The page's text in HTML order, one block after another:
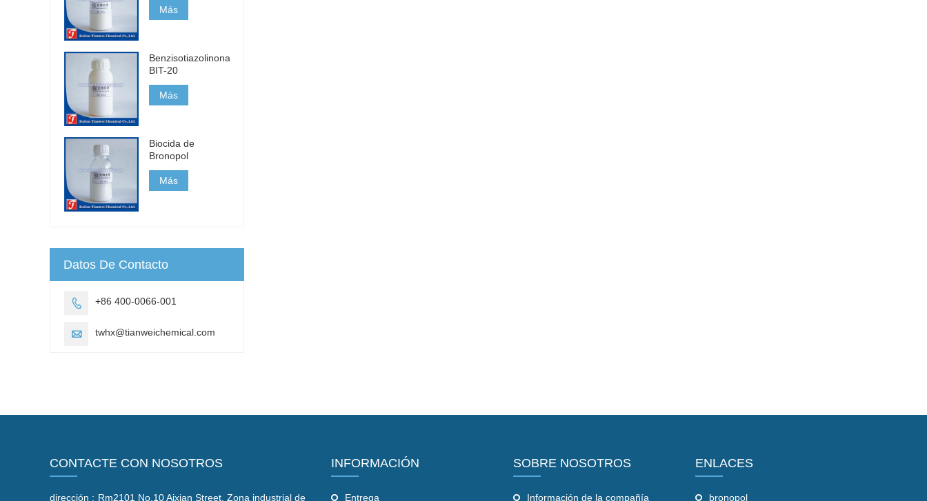
Más
Benzisotiazolinona
BIT-20
Más
Biocida de
Bronopol
Más
Datos De Contacto
 +86 400-0066-001
 twhx@tianweichemical.com
CONTACTE CON NOSOTROS
dirección : Rm2101 No.10 Aixian Street, Zona industrial de
INFORMACIÓN
Entrega
SOBRE NOSOTROS
Información de la compañía
ENLACES
bronopol